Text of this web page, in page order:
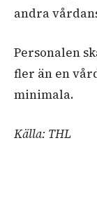
andra
Personalen
fler än en
minimala.
Källa: THL